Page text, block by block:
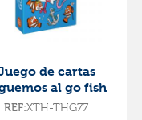
de cartas
al go fish
REF:XTH-THG77